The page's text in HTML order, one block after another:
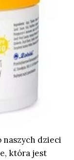
naszych dzieci
która jest